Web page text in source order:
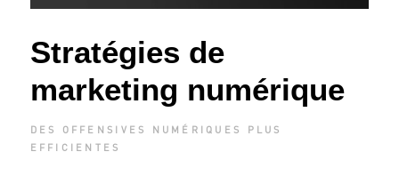
Stratégies de
marketing numérique
DES OFFENSIVES NUMÉRIQUES PLUS
EFFICIENTES